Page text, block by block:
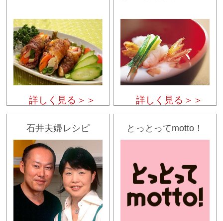
詳しく見る＞＞ 詳しく見る＞＞
石井夫婦レシピ とっとってmotto！